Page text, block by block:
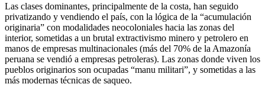
Las clases dominantes, principalmente de la costa, han seguido
privatizando y vendiendo el país, con la lógica de la “acumulación
originaria” con modalidades neocoloniales hacia las zonas del
interior, sometidas a un brutal extractivismo minero y petrolero en
manos de empresas multinacionales (más del 70% de la Amazonía
peruana se vendió a empresas petroleras). Las zonas donde viven los
pueblos originarios son ocupadas “manu militari”, y sometidas a las
más modernas técnicas de saqueo.